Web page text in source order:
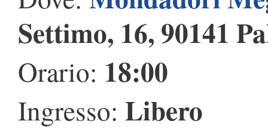
Settimo, 16, 90141
Orario: 18:00
Ingresso: Libero